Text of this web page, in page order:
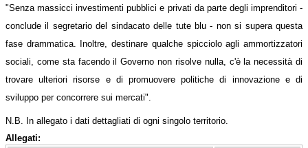
"Senza massicci investimenti pubblici e privati da parte degli imprenditori -
conclude il segretario del sindacato delle tute blu - non si supera questa
fase drammatica. Inoltre, destinare qualche spicciolo agli ammortizzatori
sociali, come sta facendo il Governo non risolve nulla, c'è lanecessità di
trovare ulteriori risorse e di promuovere politiche di innovazione e di
sviluppo per concorrere sui mercati".
N.B. In allegato i dati dettagliati di ogni singolo territorio.
Allegati: